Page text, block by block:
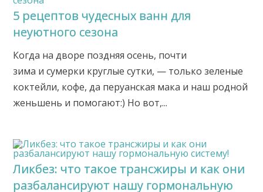
5 рецептов чудесных ванн для
неуютного сезона
Когда на дворе поздняя осень, почти
зима и сумерки круглые сутки, — только зеленые
коктейли, кофе, да перуанская мака и наш родной
женьшень и помогают:) Но вот,...
Ликбез: что такое трансжиры и как они
разбалансируют нашу гормональную